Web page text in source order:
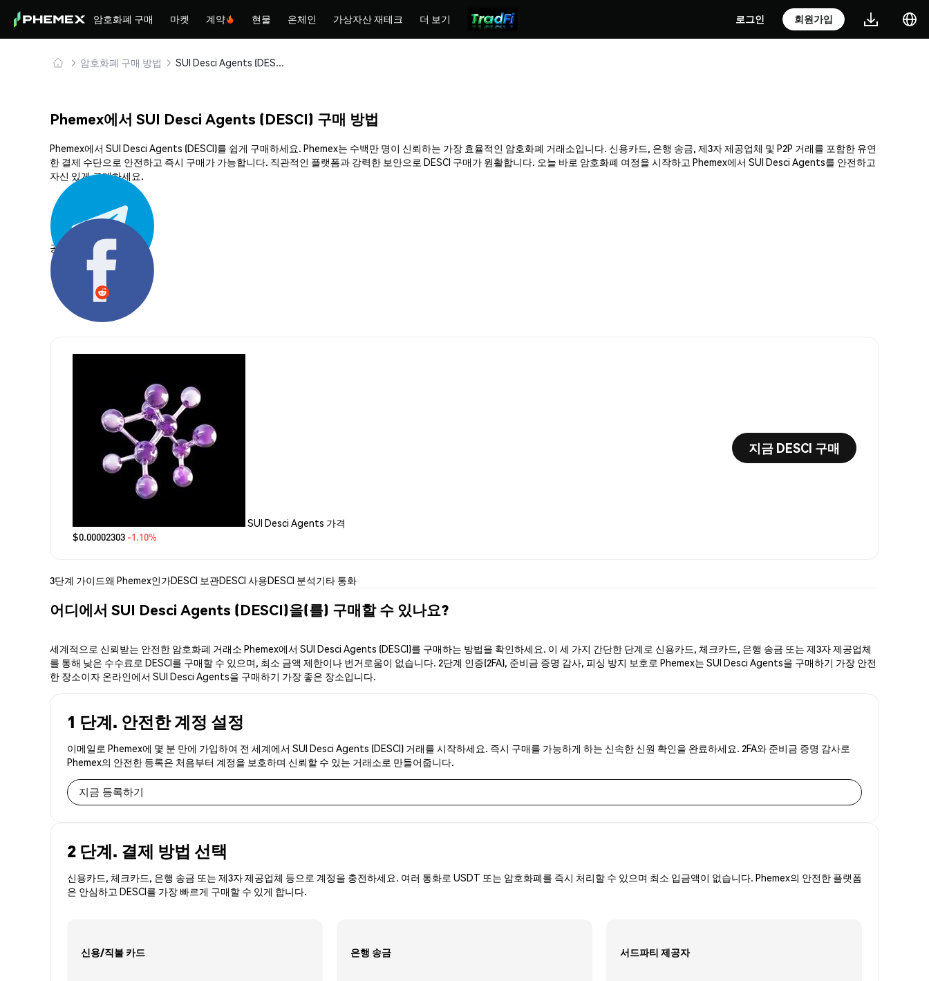
암호화폐 구매 마켓 계약 현물 온체인 가상자산 재테크 더 보기 로그인 회원가입
암호화폐 구매 방법 SUI Desci Agents (DESCI) 안전하게 구매 및 보관
Phemex에서 SUI Desci Agents (DESCI) 구매 방법
Phemex에서 SUI Desci Agents (DESCI)를 쉽게 구매하세요. Phemex는 수백만 명이 신뢰하는 가장 효율적인 암호화폐 거래소입니다. 신용카드, 은행 송금, 제3자 제공업체 및 P2P 거래를 포함한 유연
한 결제 수단으로 안전하고 즉시 구매가 가능합니다. 직관적인 플랫폼과 강력한 보안으로 DESCI 구매가 원활합니다. 오늘 바로 암호화폐 여정을 시작하고 Phemex에서 SUI Desci Agents를 안전하고
자신 있게 구매하세요.
공유하기:
SUI Desci Agents 가격
$0.00002303 -1.10%
지금 DESCI 구매
3단계 가이드왜 Phemex인가DESCI 보관DESCI 사용DESCI 분석기타 통화
어디에서 SUI Desci Agents (DESCI)을(를) 구매할 수 있나요?
세계적으로 신뢰받는 안전한 암호화폐 거래소 Phemex에서 SUI Desci Agents (DESCI)를 구매하는 방법을 확인하세요. 이 세 가지 간단한 단계로 신용카드, 체크카드, 은행 송금 또는 제3자 제공업체
를 통해 낮은 수수료로 DESCI를 구매할 수 있으며, 최소 금액 제한이나 번거로움이 없습니다. 2단계 인증(2FA), 준비금 증명 감사, 피싱 방지 보호로 Phemex는 SUI Desci Agents을 구매하기 가장 안전
한 장소이자 온라인에서 SUI Desci Agents을 구매하기 가장 좋은 장소입니다.
1 단계. 안전한 계정 설정
이메일로 Phemex에 몇 분 만에 가입하여 전 세계에서 SUI Desci Agents (DESCI) 거래를 시작하세요. 즉시 구매를 가능하게 하는 신속한 신원 확인을 완료하세요. 2FA와 준비금 증명 감사로
Phemex의 안전한 등록은 처음부터 계정을 보호하며 신뢰할 수 있는 거래소로 만들어줍니다.
지금 등록하기
2 단계. 결제 방법 선택
신용카드, 체크카드, 은행 송금 또는 제3자 제공업체 등으로 계정을 충전하세요. 여러 통화로 USDT 또는 암호화폐를 즉시 처리할 수 있으며 최소 입금액이 없습니다. Phemex의 안전한 플랫폼
은 안심하고 DESCI를 가장 빠르게 구매할 수 있게 합니다.
신용/직불 카드 은행 송금 서드파티 제공자